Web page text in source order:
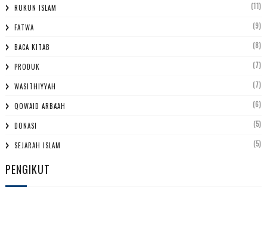
RUKUN ISLAM (11)
FATWA (9)
BACA KITAB (8)
PRODUK (7)
WASITHIYYAH (7)
QOWAID ARBA'AH (6)
DONASI (5)
SEJARAH ISLAM (5)
PENGIKUT